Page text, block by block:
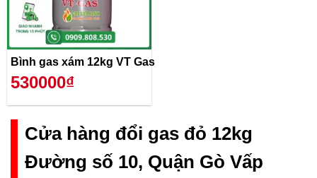
Bình gas xám 12kg VT Gas
530000₫
Cửa hàng đổi gas đỏ 12kg
Đường số 10, Quận Gò Vấp